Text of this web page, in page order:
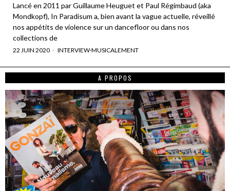
Lancé en 2011 par Guillaume Heuguet et Paul Régimbaud (aka
Mondkopf), In Paradisum a, bien avant la vague actuelle, réveillé
nos appétits de violence sur un dancefloor ou dans nos
collections de
22 JUIN 2020 INTERVIEW·MUSICALEMENT
A PROPOS